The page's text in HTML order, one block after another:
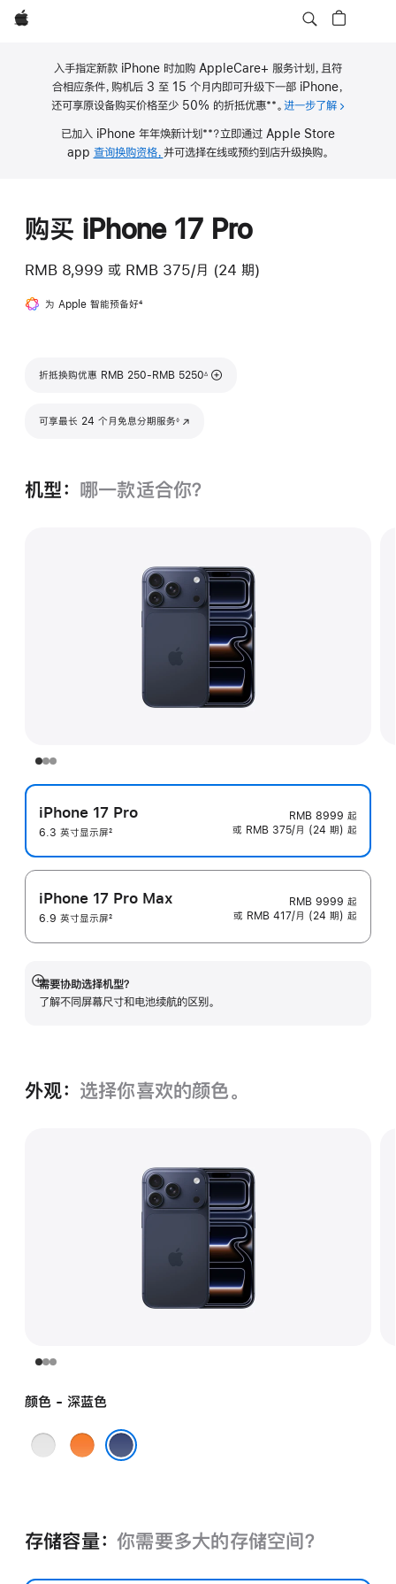
Apple
入手指定新款 iPhone 时加购 AppleCare+ 服务计划，且符
合相应条件，购机后 3 至 15 个月内即可升级下一部 iPhone，
还可享原设备购买价格至少 50% 的折抵优惠
注
**。 进一步了解关于
已加入 iPhone 年年焕新计划 **？立即通过 Apple Store
app 查询换购资格， 并可选择在线或预约到店升级换购。
购买 iPhone 17 Pro
RMB 8,999 或 RMB 375/月 (24 期)
为 Apple 智能预备好脚
4
折抵换购优惠 RMB 250-RMB 5250
脚注
∆
可享最长 24 个月免息分期服务◊
(在新窗口中打开)
机型： 哪一款适合你？
iPhone 17 Pro
6.3 英寸显示屏
注
2
RMB 8999 起
或 RMB 375/月 (24 期) 起
iPhone 17 Pro Max
6.9 英寸显示屏
注
2
RMB 9999 起
或 RMB 417/月 (24 期) 起
需要协助选择机型？
了解不同屏幕尺寸和电池续航的区‍别。
展
开
外观： 选择你喜欢的颜色。
颜色 - 深蓝色
银
星
存储容量： 你需要多大的存储空⁠间？